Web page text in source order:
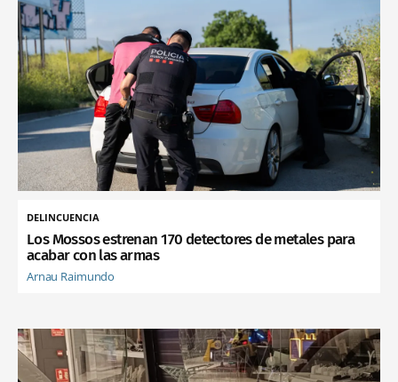
DELINCUENCIA
Los Mossos estrenan 170 detectores de metales para
acabar con las armas
Arnau Raimundo